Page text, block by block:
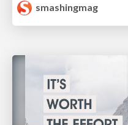
smashingmag